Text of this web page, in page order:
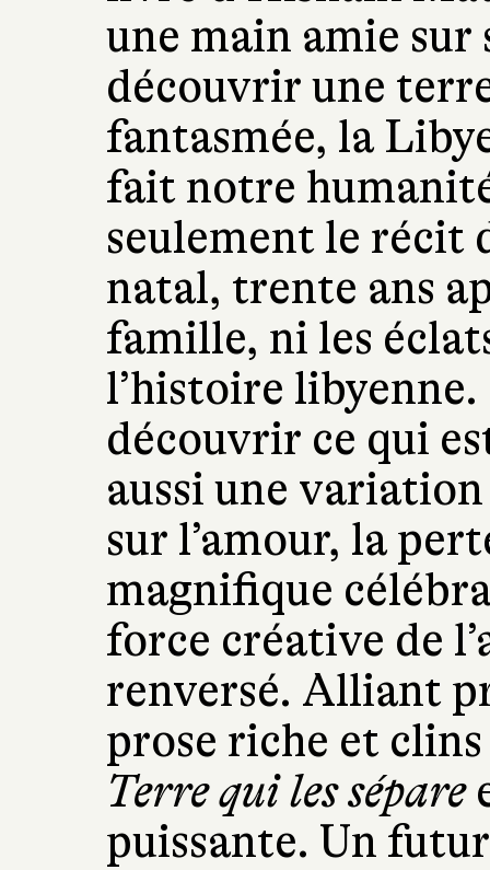
une main amie sur
découvrir une
fantasmée, la
fait notre
seulement le récit
natal, trente ans
famille, ni les
l’histoire
découvrir ce qui
aussi une
sur l’amour, la
magnifique
force créative de
renversé. Alliant
prose riche et
Terre qui les sépare
puissante. Un